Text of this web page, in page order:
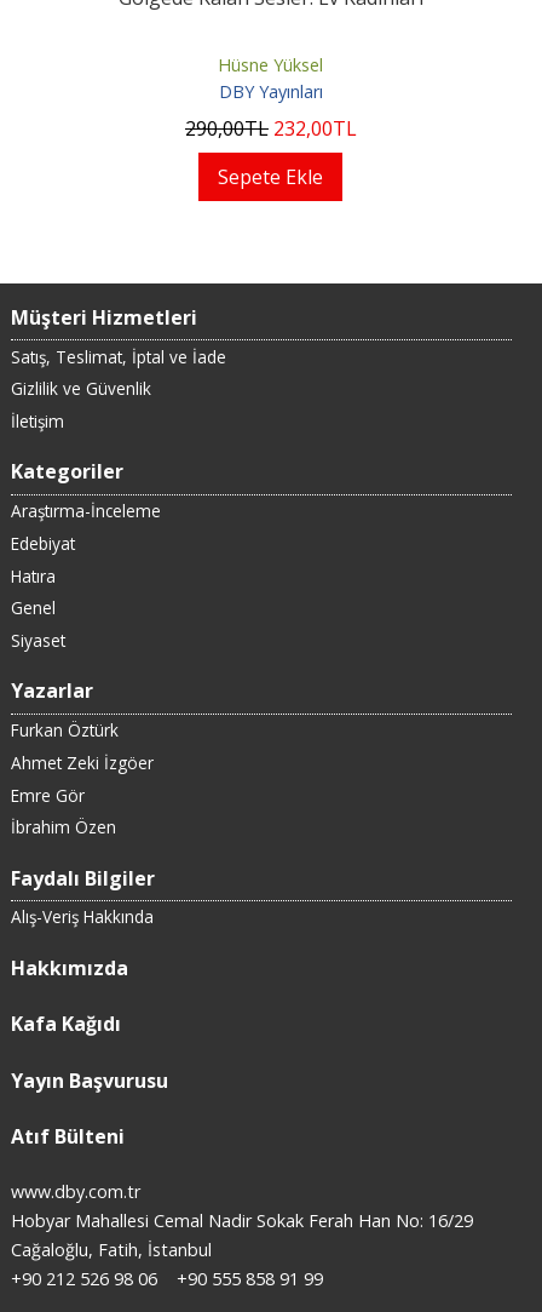
Hüsne Yüksel
DBY Yayınları
290,00TL 232,00TL
Sepete Ekle
Müşteri Hizmetleri
Satış, Teslimat, İptal ve İade
Gizlilik ve Güvenlik
İletişim
Kategoriler
Araştırma-İnceleme
Edebiyat
Hatıra
Genel
Siyaset
Yazarlar
Furkan Öztürk
Ahmet Zeki İzgöer
Emre Gör
İbrahim Özen
Faydalı Bilgiler
Alış-Veriş Hakkında
Hakkımızda
Kafa Kağıdı
Yayın Başvurusu
Atıf Bülteni
www.dby.com.tr
Hobyar Mahallesi Cemal Nadir Sokak Ferah Han No: 16/29
Cağaloğlu, Fatih, İstanbul
+90 212 526 98 06
+90 555 858 91 99